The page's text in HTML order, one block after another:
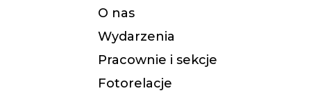
O nas
Wydarzenia
Pracownie i sekcje
Fotorelacje